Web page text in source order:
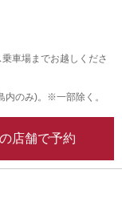
車場までお越しくださ
内のみ)。※一部除く。
店舗で予約